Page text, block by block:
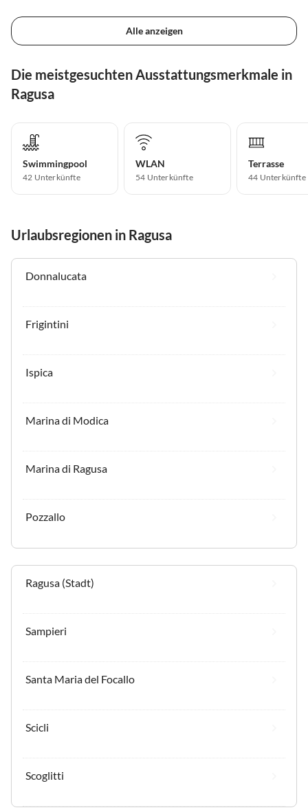
Alle anzeigen
Die meistgesuchten Ausstattungsmerkmale in
Ragusa
Swimmingpool
42 Unterkünfte
WLAN
54 Unterkünfte
Terrasse
44 Unterkünfte
Urlaubsregionen in Ragusa
Donnalucata
Frigintini
Ispica
Marina di Modica
Marina di Ragusa
Pozzallo
Ragusa (Stadt)
Sampieri
Santa Maria del Focallo
Scicli
Scoglitti